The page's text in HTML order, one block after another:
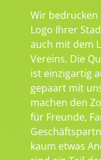
Wir bedrucken
Logo Ihrer
auch mit dem
Vereins. Die
ist einzigartig
gepaart mit
machen den
für Freunde,
kaum etwas